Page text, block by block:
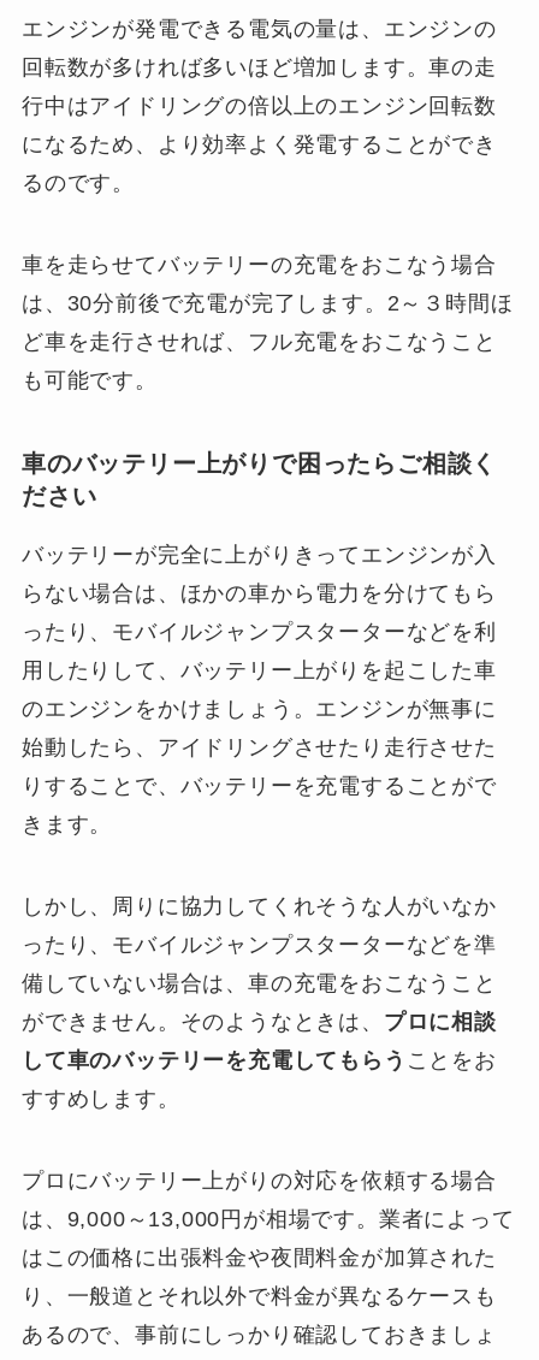
エンジンが発電できる電気の量は、エンジンの
回転数が多ければ多いほど増加します。車の走
行中はアイドリングの倍以上のエンジン回転数
になるため、より効率よく発電することができ
るのです。
車を走らせてバッテリーの充電をおこなう場合
は、30分前後で充電が完了します。2～３時間ほ
ど車を走行させれば、フル充電をおこなうこと
も可能です。
車のバッテリー上がりで困ったらご相談く
ださい
バッテリーが完全に上がりきってエンジンが入
らない場合は、ほかの車から電力を分けてもら
ったり、モバイルジャンプスターターなどを利
用したりして、バッテリー上がりを起こした車
のエンジンをかけましょう。エンジンが無事に
始動したら、アイドリングさせたり走行させた
りすることで、バッテリーを充電することがで
きます。
しかし、周りに協力してくれそうな人がいなか
ったり、モバイルジャンプスターターなどを準
備していない場合は、車の充電をおこなうこと
ができません。そのようなときは、 プロに相談
して車のバッテリーを充電してもらう ことをお
すすめします。
プロにバッテリー上がりの対応を依頼する場合
は、9,000～13,000円が相場です。業者によって
はこの価格に出張料金や夜間料金が加算された
り、一般道とそれ以外で料金が異なるケースも
あるので、事前にしっかり確認しておきましょ